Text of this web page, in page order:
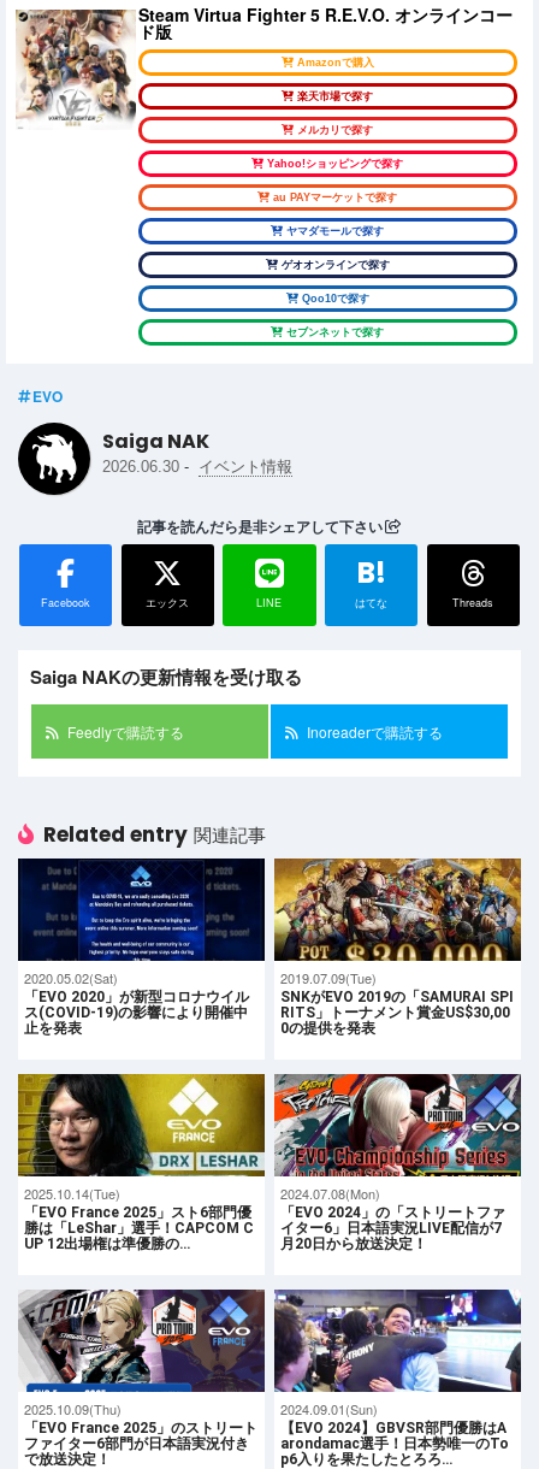
Steam Virtua Fighter 5 R.E.V.O. オンラインコー
ド版
Amazonで購入
楽天市場で探す
メルカリで探す
Yahoo!ショッピングで探す
au PAYマーケットで探す
ヤマダモールで探す
ゲオオンラインで探す
Qoo10で探す
セブンネットで探す
EVO
Saiga NAK
2026.06.30 - イベント情報
記事を読んだら是非シェアして下さい
Facebook エックス LINE
B!
はてな Threads
Saiga NAKの更新情報を受け取る
Feedlyで購読する Inoreaderで購読する
Related entry 関連記事
2020.05.02(Sat)
「EVO 2020」が新型コロナウイル
ス(COVID-19)の影響により開催中
止を発表
2019.07.09(Tue)
SNKがEVO 2019の「SAMURAI SPI
RITS」トーナメント賞金US$30,00
0の提供を発表
2025.10.14(Tue)
「EVO France 2025」スト6部門優
勝は「LeShar」選手！CAPCOM C
UP 12出場権は準優勝の…
2024.07.08(Mon)
「EVO 2024」の「ストリートファ
イター6」日本語実況LIVE配信が7
月20日から放送決定！
2025.10.09(Thu)
「EVO France 2025」のストリート
ファイター6部門が日本語実況付き
で放送決定！
2024.09.01(Sun)
【EVO 2024】GBVSR部門優勝はA
arondamac選手！日本勢唯一のTo
p6入りを果たしたとろろ…